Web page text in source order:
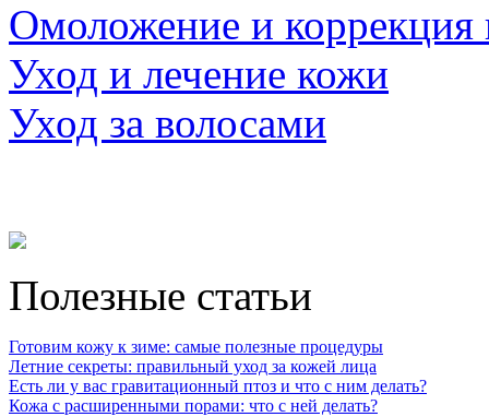
Омоложение и коррекция
Уход и лечение кожи
Уход за волосами
Полезные статьи
Готовим кожу к зиме: самые полезные процедуры
Летние секреты: правильный уход за кожей лица
Есть ли у вас гравитационный птоз и что с ним делать?
Кожа с расширенными порами: что с ней делать?